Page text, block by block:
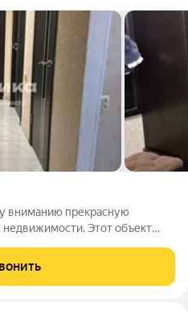
вниманию прекрасную
Этот объект
этаже пятиэтажного